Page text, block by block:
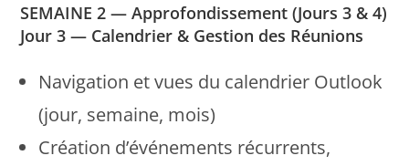
SEMAINE 2 — Approfondissement (Jours 3 & 4)
Jour 3 — Calendrier & Gestion des Réunions
Navigation et vues du calendrier Outlook
(jour, semaine, mois)
Création d’événements récurrents,